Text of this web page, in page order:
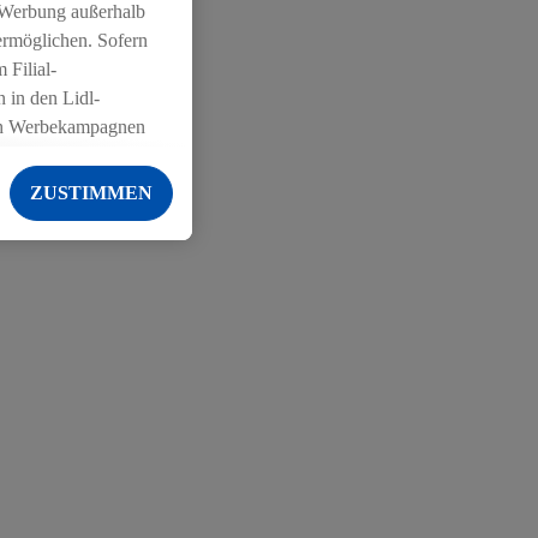
außerhalb
Sofern
Filial-
in den Lidl-
Diensten
der Lidl-Dienste,
Geschlecht -
einschließlich dem
daraus eine
ZUSTIMMEN